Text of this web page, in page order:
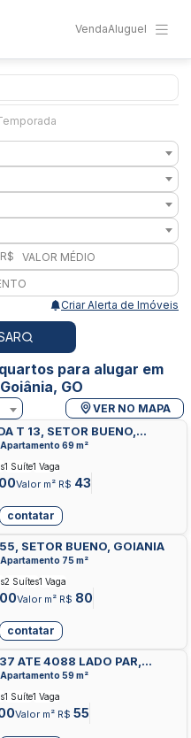
VendaAluguel
R$
Criar Alerta de Imóveis
para alugar em
GO
VER NO MAPA
T 13, SETOR BUENO,
69 m²
Valor m² R$ 43
1 Suíte1 Vaga
contatar
SETOR BUENO, GOIANIA
75 m²
Valor m² R$ 80
2 Suítes1 Vaga
contatar
ATE 4088 LADO PAR,
BUENO, GOIANIA
59 m²
Valor m² R$ 55
1 Suíte1 Vaga